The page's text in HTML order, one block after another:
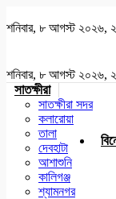
শনিবার, ৮ আগস্ট ২০২৬,
শনিবার, ৮ আগস্ট ২০২৬,
সাতক্ষীরা
সাতক্ষীরা সদর
কলারোয়া
তালা
দেবহাটা
আশাশুনি
কালিগঞ্জ
শ্যামনগর